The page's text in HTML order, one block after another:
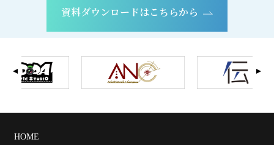
資料ダウンロードはこちらから
HOME